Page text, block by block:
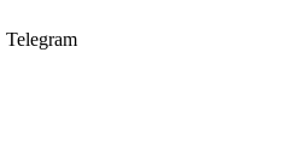
Telegram